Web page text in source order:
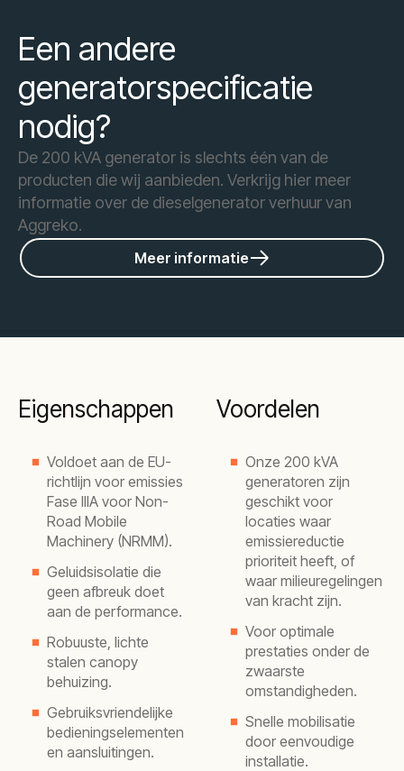
Een andere
generatorspecificatie
nodig?
De 200 kVA generator is slechts één van de
producten die wij aanbieden. Verkrijg hier meer
informatie over de dieselgenerator verhuur van
Aggreko.
Meer informatie
Eigenschappen
Voldoet aan de EU-
richtlijn voor emissies
Fase IIIA voor Non-
Road Mobile
Machinery (NRMM).
Geluidsisolatie die
geen afbreuk doet
aan de performance.
Robuuste, lichte
stalen canopy
behuizing.
Gebruiksvriendelijke
bedieningselementen
en aansluitingen.
Voordelen
Onze 200 kVA
generatoren zijn
geschikt voor
locaties waar
emissiereductie
prioriteit heeft, of
waar milieuregelingen
van kracht zijn.
Voor optimale
prestaties onder de
zwaarste
omstandigheden.
Snelle mobilisatie
door eenvoudige
installatie.